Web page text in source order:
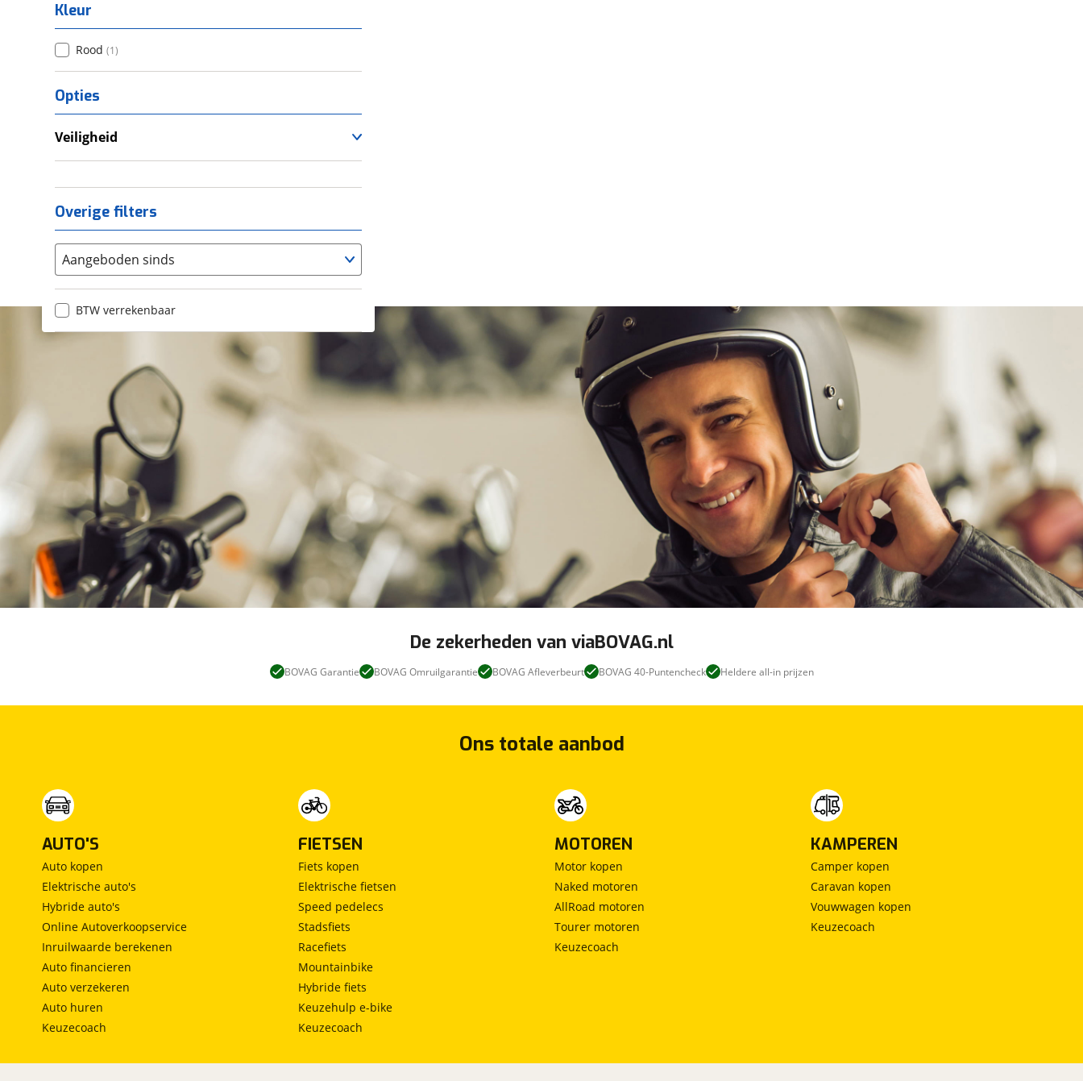
Kleur
Rood (1)
Opties
Veiligheid
Overige filters
Aangeboden sinds
BTW verrekenbaar
De zekerheden van viaBOVAG.nl
BOVAG Garantie BOVAG Omruilgarantie BOVAG Afleverbeurt BOVAG 40-Puntencheck Heldere all-in prijzen
Ons totale aanbod
AUTO'S
Auto kopen
Elektrische auto's
Hybride auto's
Online Autoverkoopservice
Inruilwaarde berekenen
Auto financieren
Auto verzekeren
Auto huren
Keuzecoach
FIETSEN
Fiets kopen
Elektrische fietsen
Speed pedelecs
Stadsfiets
Racefiets
Mountainbike
Hybride fiets
Keuzehulp e-bike
Keuzecoach
MOTOREN
Motor kopen
Naked motoren
AllRoad motoren
Tourer motoren
Keuzecoach
KAMPEREN
Camper kopen
Caravan kopen
Vouwwagen kopen
Keuzecoach